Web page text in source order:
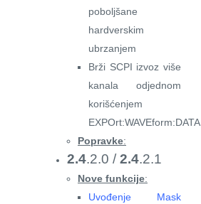
poboljšane
hardverskim
ubrzanjem
Brži SCPI izvoz više
kanala odjednom
korišćenjem
EXPOrt:WAVEform:DATA
Popravke:
2.4.2.0 / 2.4.2.1
Nove funkcije:
Uvođenje Mask